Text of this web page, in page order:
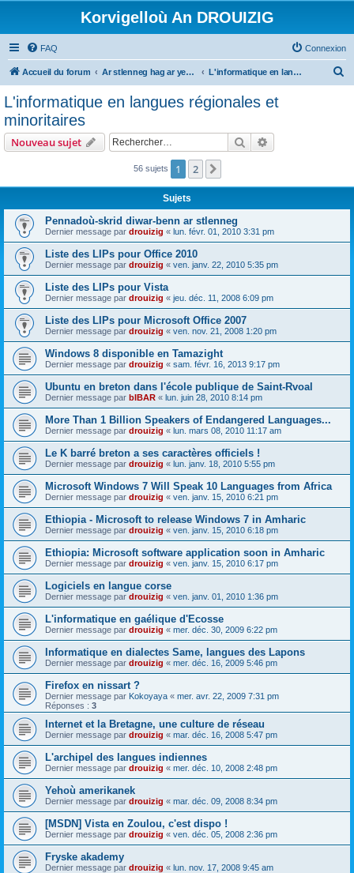
Korvigelloù An DROUIZIG
FAQ Connexion
Accueil du forum Ar stlenneg hag ar yezhoù bihan er bed a-bezh L'informatique en langues régionales et minoritaires
c
r
L'informatique en langues régionales et
minoritaires
Nouveau sujet Rechercher
56 sujets 1 2
Sujets
Pennadoù-skrid diwar-benn ar stlenneg
Dernier message par drouizig « lun. févr. 01, 2010 3:31 pm
Liste des LIPs pour Office 2010
Dernier message par drouizig « ven. janv. 22, 2010 5:35 pm
Liste des LIPs pour Vista
Dernier message par drouizig « jeu. déc. 11, 2008 6:09 pm
Liste des LIPs pour Microsoft Office 2007
Dernier message par drouizig « ven. nov. 21, 2008 1:20 pm
Windows 8 disponible en Tamazight
Dernier message par drouizig « sam. févr. 16, 2013 9:17 pm
Ubuntu en breton dans l'école publique de Saint-Rvoal
Dernier message par bIBAR « lun. juin 28, 2010 8:14 pm
More Than 1 Billion Speakers of Endangered Languages...
Dernier message par drouizig « lun. mars 08, 2010 11:17 am
Le K barré breton a ses caractères officiels !
Dernier message par drouizig « lun. janv. 18, 2010 5:55 pm
Microsoft Windows 7 Will Speak 10 Languages from Africa
Dernier message par drouizig « ven. janv. 15, 2010 6:21 pm
Ethiopia - Microsoft to release Windows 7 in Amharic
Dernier message par drouizig « ven. janv. 15, 2010 6:18 pm
Ethiopia: Microsoft software application soon in Amharic
Dernier message par drouizig « ven. janv. 15, 2010 6:17 pm
Logiciels en langue corse
Dernier message par drouizig « ven. janv. 01, 2010 1:36 pm
L'informatique en gaélique d'Ecosse
Dernier message par drouizig « mer. déc. 30, 2009 6:22 pm
Informatique en dialectes Same, langues des Lapons
Dernier message par drouizig « mer. déc. 16, 2009 5:46 pm
Firefox en nissart ?
Dernier message par Kokoyaya « mer. avr. 22, 2009 7:31 pm
Réponses : 3
Internet et la Bretagne, une culture de réseau
Dernier message par drouizig « mar. déc. 16, 2008 5:47 pm
L'archipel des langues indiennes
Dernier message par drouizig « mer. déc. 10, 2008 2:48 pm
Yehoù amerikanek
Dernier message par drouizig « mar. déc. 09, 2008 8:34 pm
[MSDN] Vista en Zoulou, c'est dispo !
Dernier message par drouizig « ven. déc. 05, 2008 2:36 pm
Fryske akademy
Dernier message par drouizig « lun. nov. 17, 2008 9:45 am